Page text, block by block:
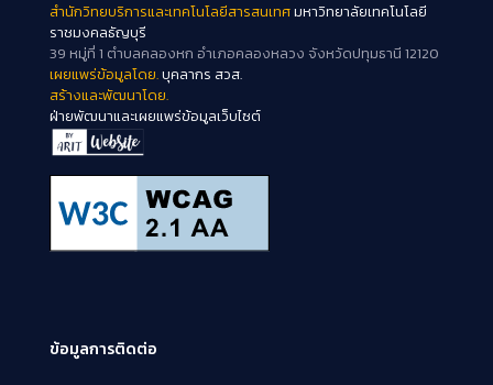
สำนักวิทยบริการและเทคโนโลยีสารสนเทศมหาวิทยาลัยเทคโนโลยี
ราชมงคลธัญบุรี
39 หมู่ที่ 1 ตำบลคลองหก อำเภอคลองหลวง จังหวัดปทุมธานี 12120
เผยแพร่ข้อมูลโดย.บุคลากร สวส.
สร้างและพัฒนาโดย.
ฝ่ายพัฒนาและเผยแพร่ข้อมูลเว็บไซต์
ข้อมูลการติดต่อ